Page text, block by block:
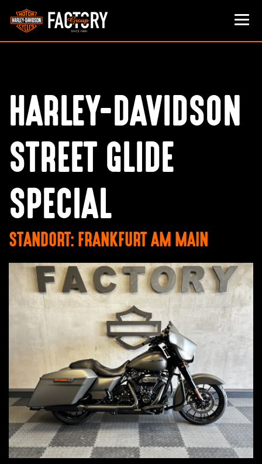
HARLEY-DAVIDSON
STREET GLIDE
SPECIAL
STANDORT: FRANKFURT AM MAIN